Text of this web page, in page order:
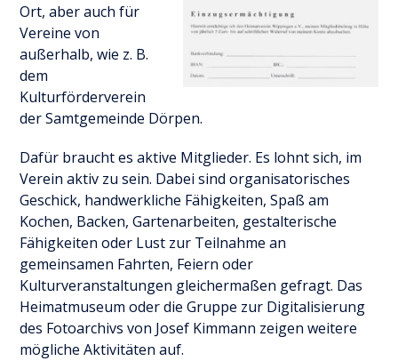
Ort, aber auch für
Vereine von
außerhalb, wie z. B.
dem
Kulturförderverein
der Samtgemeinde Dörpen.
Dafür braucht es aktive Mitglieder. Es lohnt sich, im
Verein aktiv zu sein. Dabei sind organisatorisches
Geschick, handwerkliche Fähigkeiten, Spaß am
Kochen, Backen, Gartenarbeiten, gestalterische
Fähigkeiten oder Lust zur Teilnahme an
gemeinsamen Fahrten, Feiern oder
Kulturveranstaltungen gleichermaßen gefragt. Das
Heimatmuseum oder die Gruppe zur Digitalisierung
des Fotoarchivs von Josef Kimmann zeigen weitere
mögliche Aktivitäten auf.